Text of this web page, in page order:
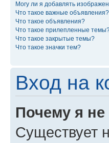
Могу ли я добавлять
Что такое важные объявления?
Что такое объявления?
Что такое прилепленные
Что такое закрытые темы?
Что такое значки тем?
Вход на
Почему я не
Существует